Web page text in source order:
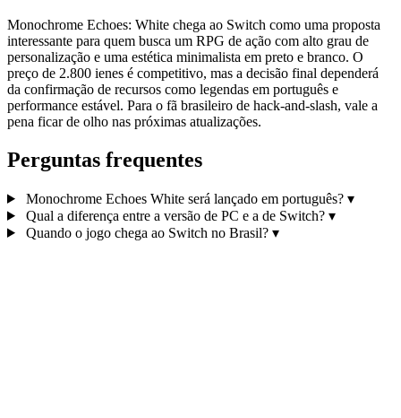
Monochrome Echoes: White chega ao Switch como uma proposta
interessante para quem busca um RPG de ação com alto grau de
personalização e uma estética minimalista em preto e branco. O
preço de 2.800 ienes é competitivo, mas a decisão final dependerá
da confirmação de recursos como legendas em português e
performance estável. Para o fã brasileiro de hack‑and‑slash, vale a
pena ficar de olho nas próximas atualizações.
Perguntas frequentes
Monochrome Echoes White será lançado em português? ▾
Qual a diferença entre a versão de PC e a de Switch? ▾
Quando o jogo chega ao Switch no Brasil? ▾